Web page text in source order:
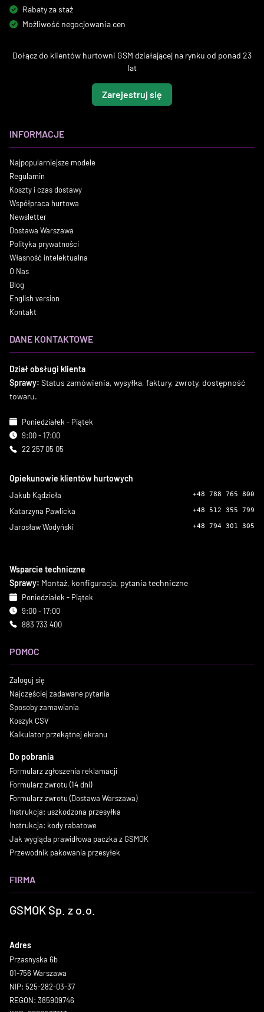
Rabaty za staż
Możliwość negocjowania cen
Dołącz do klientów hurtowni GSM działającej na rynku od ponad 23
lat
Zarejestruj się
INFORMACJE
Najpopularniejsze modele
Regulamin
Koszty i czas dostawy
Współpraca hurtowa
Newsletter
Dostawa Warszawa
Polityka prywatności
Własność intelektualna
O Nas
Blog
English version
Kontakt
DANE KONTAKTOWE
Dział obsługi klienta
Sprawy: Status zamówienia, wysyłka, faktury, zwroty, dostępność
towaru.
Poniedziałek - Piątek
9:00 - 17:00
22 257 05 05
Opiekunowie klientów hurtowych
Jakub Kądzioła +48 788 765 800
Katarzyna Pawlicka +48 512 355 799
Jarosław Wodyński +48 794 301 305
Wsparcie techniczne
Sprawy: Montaż, konfiguracja, pytania techniczne
Poniedziałek - Piątek
9:00 - 17:00
883 733 400
POMOC
Zaloguj się
Najczęściej zadawane pytania
Sposoby zamawiania
Koszyk CSV
Kalkulator przekątnej ekranu
Do pobrania
Formularz zgłoszenia reklamacji
Formularz zwrotu (14 dni)
Formularz zwrotu (Dostawa Warszawa)
Instrukcja: uszkodzona przesyłka
Instrukcja: kody rabatowe
Jak wygląda prawidłowa paczka z GSMOK
Przewodnik pakowania przesyłek
FIRMA
GSMOK Sp. z o.o.
Adres
Przasnyska 6b
01-756 Warszawa
NIP: 525-282-03-37
REGON: 385909746